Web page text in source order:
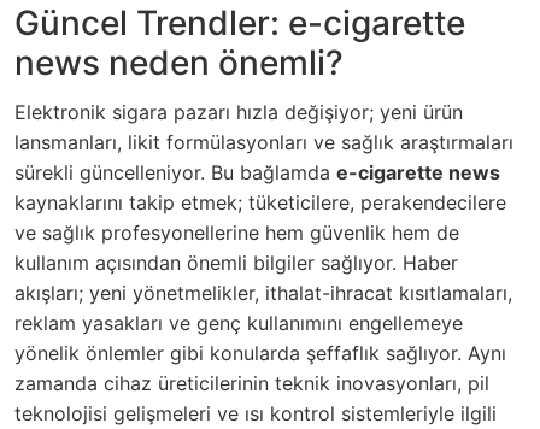
Güncel Trendler: e-cigarette
news neden önemli?
Elektronik sigara pazarı hızla değişiyor; yeni ürün
lansmanları, likit formülasyonları ve sağlık araştırmaları
sürekli güncelleniyor. Bu bağlamda e-cigarette news
kaynaklarını takip etmek; tüketicilere, perakendecilere
ve sağlık profesyonellerine hem güvenlik hem de
kullanım açısından önemli bilgiler sağlıyor. Haber
akışları; yeni yönetmelikler, ithalat-ihracat kısıtlamaları,
reklam yasakları ve genç kullanımını engellemeye
yönelik önlemler gibi konularda şeffaflık sağlıyor. Aynı
zamanda cihaz üreticilerinin teknik inovasyonları, pil
teknolojisi gelişmeleri ve ısı kontrol sistemleriyle ilgili